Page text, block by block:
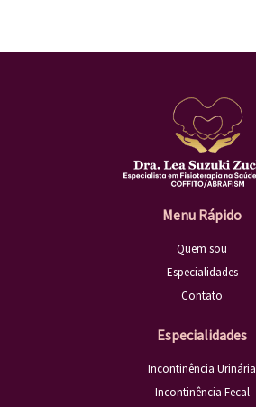
Menu Rápido
Quem sou
Especialidades
Contato
Especialidades
Incontinência Urinária
Incontinência Fecal